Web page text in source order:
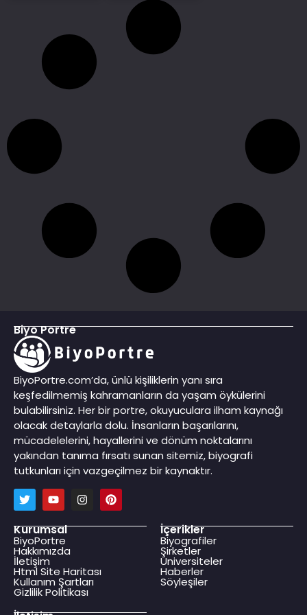
Biyo Portre
BiyoPortre.com’da, ünlü kişiliklerin yanı sıra
keşfedilmemiş kahramanların da yaşam öykülerini
bulabilirsiniz. Her bir portre, okuyuculara ilham kaynağı
olacak detaylarla dolu. İnsanların başarılarını,
mücadelelerini, hayallerini ve dönüm noktalarını
yakından tanıma fırsatı sunan sitemiz, biyografi
tutkunları için vazgeçilmez bir kaynaktır.
Kurumsal
BiyoPortre
Hakkımızda
İletişim
Html Site Haritası
Kullanım Şartları
Gizlilik Politikası
İçerikler
Biyografiler
Şirketler
Üniversiteler
Haberler
Söyleşiler